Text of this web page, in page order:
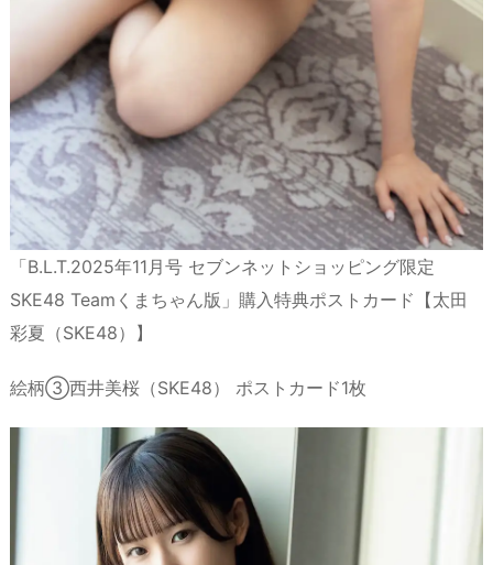
「B.L.T.2025年11月号 セブンネットショッピング限定
SKE48 Teamくまちゃん版」購入特典ポストカード【太田
彩夏（SKE48）】
絵柄③西井美桜（SKE48） ポストカード1枚